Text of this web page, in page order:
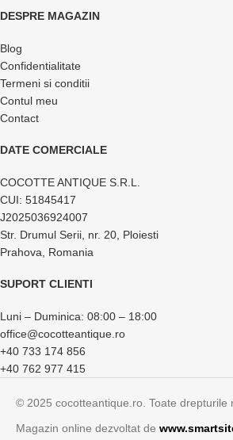
DESPRE MAGAZIN
Blog
Confidentialitate
Termeni si conditii
Contul meu
Contact
DATE COMERCIALE
COCOTTE ANTIQUE S.R.L.
CUI: 51845417
J2025036924007
Str. Drumul Serii, nr. 20, Ploiesti
Prahova, Romania
SUPORT CLIENTI
Luni – Duminica: 08:00 – 18:00
office@cocotteantique.ro
+40 733 174 856
+40 762 977 415
© 2025 cocotteantique.ro. Toate drepturile
Magazin online dezvoltat de